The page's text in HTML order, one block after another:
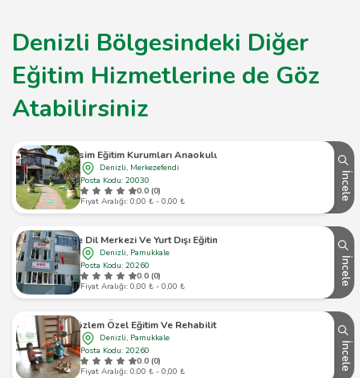
Denizli Bölgesindeki Diğer
Eğitim Hizmetlerine de Göz
Atabilirsiniz
4 Mevsim Eğitim Kurumları Anaokulu Kampüsü
Denizli, Merkezefendi
Posta Kodu: 20030
0.0 (0)
Fiyat Aralığı: 0,00 ₺ - 0,00 ₺
İncele
Özel Ece Dil Merkezi Ve Yurt Dışı Eğitim Danışmanlığı
Denizli, Pamukkale
Posta Kodu: 20260
0.0 (0)
Fiyat Aralığı: 0,00 ₺ - 0,00 ₺
İncele
Çınar Gözlem Özel Eğitim Ve Rehabilitasyon Merkezi
Denizli, Pamukkale
Posta Kodu: 20260
0.0 (0)
Fiyat Aralığı: 0,00 ₺ - 0,00 ₺
İncele